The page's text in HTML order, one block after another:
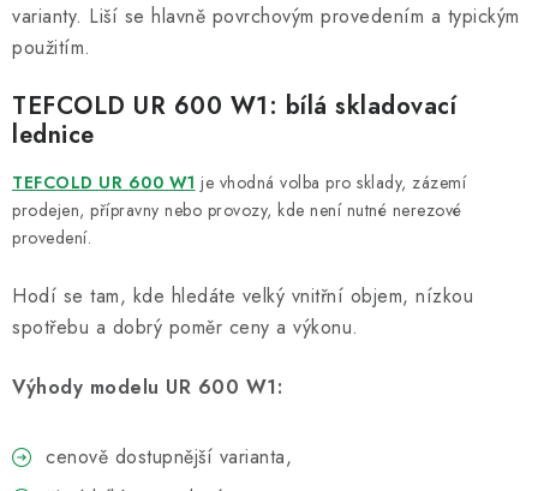
varianty. Liší se hlavně povrchovým provedením a typickým
použitím.
TEFCOLD UR 600 W1: bílá skladovací
lednice
TEFCOLD UR 600 W1 je vhodná volba pro sklady, zázemí
prodejen, přípravny nebo provozy, kde není nutné nerezové
provedení.
Hodí se tam, kde hledáte velký vnitřní objem, nízkou
spotřebu a dobrý poměr ceny a výkonu.
Výhody modelu UR 600 W1:
cenově dostupnější varianta,